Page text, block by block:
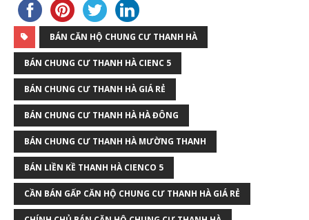
BÁN CĂN HỘ CHUNG CƯ THANH HÀ
BÁN CHUNG CƯ THANH HÀ CIENC 5
BÁN CHUNG CƯ THANH HÀ GIÁ RẺ
BÁN CHUNG CƯ THANH HÀ HÀ ĐÔNG
BÁN CHUNG CƯ THANH HÀ MƯỜNG THANH
BÁN LIỀN KỀ THANH HÀ CIENCO 5
CẦN BÁN GẤP CĂN HỘ CHUNG CƯ THANH HÀ GIÁ RẺ